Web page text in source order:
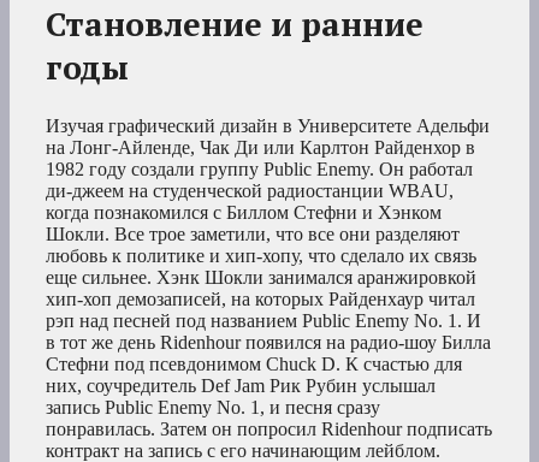
Становление и ранние
годы
Изучая графический дизайн в Университете Адельфи
на Лонг-Айленде, Чак Ди или Карлтон Райденхор в
1982 году создали группу Public Enemy. Он работал
ди-джеем на студенческой радиостанции WBAU,
когда познакомился с Биллом Стефни и Хэнком
Шокли. Все трое заметили, что все они разделяют
любовь к политике и хип-хопу, что сделало их связь
еще сильнее. Хэнк Шокли занимался аранжировкой
хип-хоп демозаписей, на которых Райденхаур читал
рэп над песней под названием Public Enemy No. 1. И
в тот же день Ridenhour появился на радио-шоу Билла
Стефни под псевдонимом Chuck D. К счастью для
них, соучредитель Def Jam Рик Рубин услышал
запись Public Enemy No. 1, и песня сразу
понравилась. Затем он попросил Ridenhour подписать
контракт на запись с его начинающим лейблом.